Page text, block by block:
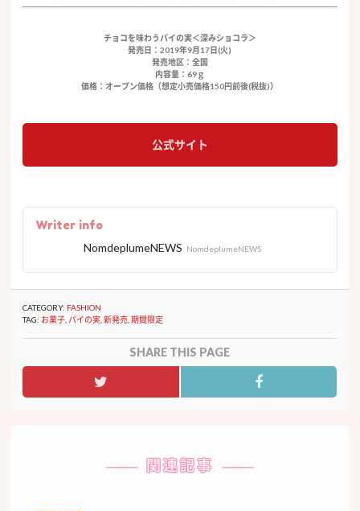
チョコを味わうパイの実＜深みショコラ＞
発売日：2019年9月17日(火)
発売地区：全国
内容量：69ｇ
価格：オープン価格（想定小売価格150円前後(税抜)）
公式サイト
Writer info
NomdeplumeNEWS NomdeplumeNEWS
CATEGORY: FASHION
TAG: お菓子 パイの実 ,新発売 ,期間限定
SHARE THIS PAGE
関連記事